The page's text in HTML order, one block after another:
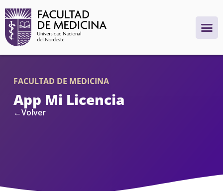
FACULTAD DE MEDICINA
App Mi Licencia
←Volver